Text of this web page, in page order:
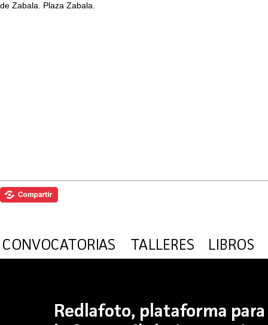
de Zabala. Plaza Zabala.